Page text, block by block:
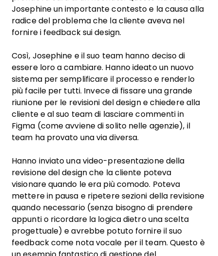
Josephine un importante contesto e la causa alla
radice del problema che la cliente aveva nel
fornire i feedback sui design.
Così, Josephine e il suo team hanno deciso di
essere loro a cambiare. Hanno ideato un nuovo
sistema per semplificare il processo e renderlo
più facile per tutti. Invece di fissare una grande
riunione per le revisioni del design e chiedere alla
cliente e al suo team di lasciare commenti in
Figma (come avviene di solito nelle agenzie), il
team ha provato una via diversa.
Hanno inviato una video-presentazione della
revisione del design che la cliente poteva
visionare quando le era più comodo. Poteva
mettere in pausa e ripetere sezioni della revisione
quando necessario (senza bisogno di prendere
appunti o ricordare la logica dietro una scelta
progettuale) e avrebbe potuto fornire il suo
feedback come nota vocale per il team. Questo è
un esempio fantastico di gestione del